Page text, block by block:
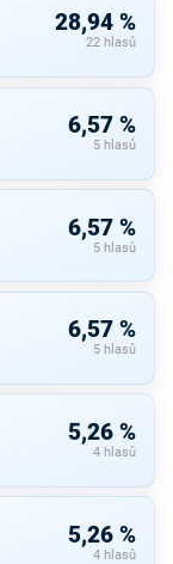
28,94 %
22 hlasů
6,57 %
5 hlasů
6,57 %
5 hlasů
6,57 %
5 hlasů
5,26 %
4 hlasů
5,26 %
4 hlasů